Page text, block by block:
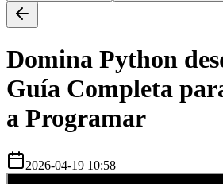
Domina Python
Guía Completa
a Programar
2026-04-19 10:58